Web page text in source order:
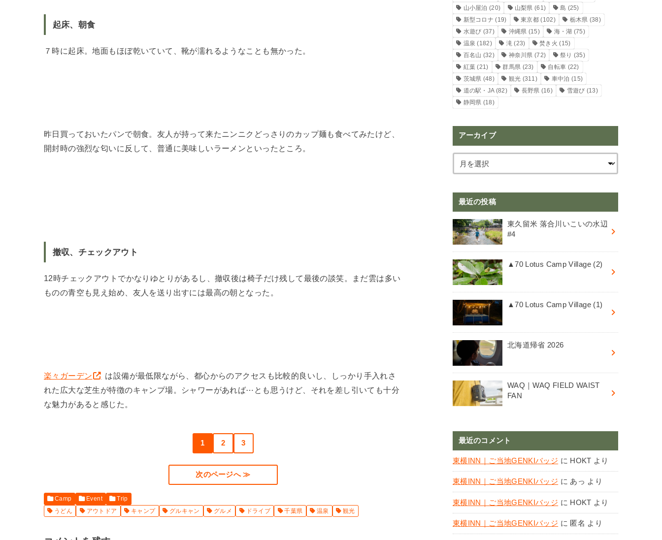
起床、朝食
７時に起床。地面もほぼ乾いていて、靴が濡れるようなことも無かった。
昨日買っておいたパンで朝食。友人が持って来たニンニクどっさりのカップ麺も食べてみたけど、
開封時の強烈な匂いに反して、普通に美味しいラーメンといったところ。
撤収、チェックアウト
12時チェックアウトでかなりゆとりがあるし、撤収後は椅子だけ残して最後の談笑。まだ雲は多い
ものの青空も見え始め、友人を送り出すには最高の朝となった。
楽々ガーデン
は設備が最低限ながら、都心からのアクセスも比較的良いし、しっかり手入れさ
れた広大な芝生が特徴のキャンプ場。シャワーがあれば⋯とも思うけど、それを差し引いても十分
な魅力があると感じた。
1 2 3
次のページへ ≫
Camp Event
Trip
うどん
アウトドア キャンプ グルキャン グルメ ドライブ 千葉県 温泉 観光
山小屋泊 (20) 山梨県 (61) 島 (25)
新型コロナ (19) 東京都 (102) 栃木県 (38)
水遊び (37) 沖縄県 (15) 海・湖 (75)
温泉 (182) 滝 (23) 焚き火 (15)
百名山 (32) 神奈川県 (72) 祭り (35)
紅葉 (21) 群馬県 (23) 自転車 (22)
茨城県 (48) 観光 (311) 車中泊 (15)
道の駅・JA(82) 長野県 (16) 雪遊び (13)
静岡県 (18)
アーカイブ
最近の投稿
東久留米 落合川いこいの水辺
#4
▲70 Lotus Camp Village (2)
▲70 Lotus Camp Village (1)
北海道帰省 2026
WAQ｜WAQ FIELD WAIST
FAN
最近のコメント
東横INN｜ご当地GENKIバッジ に HOKT より
東横INN｜ご当地GENKIバッジ に あっ より
東横INN｜ご当地GENKIバッジ に HOKT より
東横INN｜ご当地GENKIバッジ に 匿名 より